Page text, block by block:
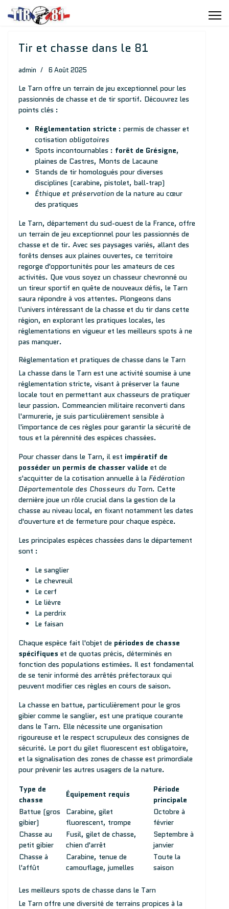
Tir et chasse dans le 81
admin 6 Août 2025
Le Tarn offre un terrain de jeu exceptionnel pour les
passionnés de chasse et de tir sportif. Découvrez les
points clés :
Réglementation stricte : permis de chasser et
cotisation obligatoires
Spots incontournables : forêt de Grésigne,
plaines de Castres, Monts de Lacaune
Stands de tir homologués pour diverses
disciplines (carabine, pistolet, ball-trap)
Éthique et préservation de la nature au cœur
des pratiques
Le Tarn, département du sud-ouest de la France, offre
un terrain de jeu exceptionnel pour les passionnés de
chasse et de tir. Avec ses paysages variés, allant des
forêts denses aux plaines ouvertes, ce territoire
regorge d'opportunités pour les amateurs de ces
activités. Que vous soyez un chasseur chevronné ou
un tireur sportif en quête de nouveaux défis, le Tarn
saura répondre à vos attentes. Plongeons dans
l'univers intéressant de la chasse et du tir dans cette
région, en explorant les pratiques locales, les
réglementations en vigueur et les meilleurs spots à ne
pas manquer.
Réglementation et pratiques de chasse dans le Tarn
La chasse dans le Tarn est une activité soumise à une
réglementation stricte, visant à préserver la faune
locale tout en permettant aux chasseurs de pratiquer
leur passion. Commeancien militaire reconverti dans
l'armurerie, je suis particulièrement sensible à
l'importance de ces règles pour garantir la sécurité de
tous et la pérennité des espèces chassées.
Pour chasser dans le Tarn, il est impératif de
posséder un permis de chasser valide et de
s'acquitter de la cotisation annuelle à la Fédération
Départementale des Chasseurs du Tarn. Cette
dernière joue un rôle crucial dans la gestion de la
chasse au niveau local, en fixant notamment les dates
d'ouverture et de fermeture pour chaque espèce.
Les principales espèces chassées dans le département
sont :
Le sanglier
Le chevreuil
Le cerf
Le lièvre
La perdrix
Le faisan
Chaque espèce fait l'objet de périodes de chasse
spécifiques et de quotas précis, déterminés en
fonction des populations estimées. Il est fondamental
de se tenir informé des arrêtés préfectoraux qui
peuvent modifier ces règles en cours de saison.
La chasse en battue, particulièrement pour le gros
gibier comme le sanglier, est une pratique courante
dans le Tarn. Elle nécessite une organisation
rigoureuse et le respect scrupuleux des consignes de
sécurité. Le port du gilet fluorescent est obligatoire,
et la signalisation des zones de chasse est primordiale
pour prévenir les autres usagers de la nature.
Type de
chasse
Équipement requis
Période
principale
Battue (gros
gibier)
Carabine, gilet
fluorescent, trompe
Octobre à
février
Chasse au
petit gibier
Fusil, gilet de chasse,
chien d'arrêt
Septembre à
janvier
Chasse à
l'affût
Carabine, tenue de
camouflage, jumelles
Toute la
saison
Les meilleurs spots de chasse dans le Tarn
Le Tarn offre une diversité de terrains propices à la